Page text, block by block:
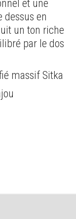
et une
dessus en
un ton riche
par le dos
massif Sitka